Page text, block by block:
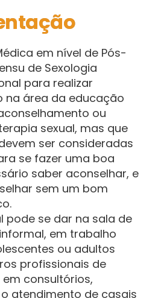
em nível de Pós-
de Sexologia
para realizar
na área da educação
ou
sexual, mas que
ser consideradas
se fazer uma boa
saber aconselhar, e
sem um bom
pode se dar na sala de
em trabalho
ou adultos
profissionais de
consultórios,
atendimento de casais